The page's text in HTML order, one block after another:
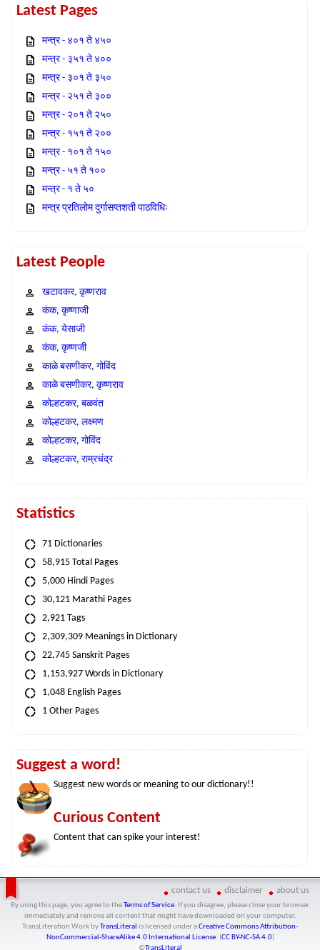
Latest Pages
मन्त्र - ४०१ ते ४५०
मन्त्र - ३५१ ते ४००
मन्त्र - ३०१ ते ३५०
मन्त्र - २५१ ते ३००
मन्त्र - २०१ ते २५०
मन्त्र - १५१ ते २००
मन्त्र - १०१ ते १५०
मन्त्र - ५१ ते १००
मन्त्र - १ ते ५०
मन्त्र प्रतिलोम दुर्गासप्तशती पाठविधिः
Latest People
खटावकर, कृष्णराव
कंक, कृष्णाजी
कंक, येसाजी
कंक, कृष्णजी
काळे बसणीकर, गोविंद
काळे बसणीकर, कृष्णराव
कोल्हटकर, बळवंत
कोल्हटकर, लक्ष्मण
कोल्हटकर, गोविंद
कोल्हटकर, राम्रचंद्र
Statistics
71 Dictionaries
58,915 Total Pages
5,000 Hindi Pages
30,121 Marathi Pages
2,921 Tags
2,309,309 Meanings in Dictionary
22,745 Sanskrit Pages
1,153,927 Words in Dictionary
1,048 English Pages
1 Other Pages
Suggest a word!
Suggest new words or meaning to our dictionary!!
Curious Content
Content that can spike your interest!
contact us disclaimer about us
By using this page, you agree to the Terms of Service. If you disagree, please close your browser
immediately and remove all content that might have downloaded on your computer.
TransLiteration Workby TransLiteral is licensed under aCreative Commons Attribution-
NonCommercial-ShareAlike 4.0 International License. (CC BY-NC-SA 4.0)